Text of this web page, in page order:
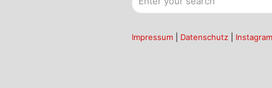
Impressum Datenschutz Instagram